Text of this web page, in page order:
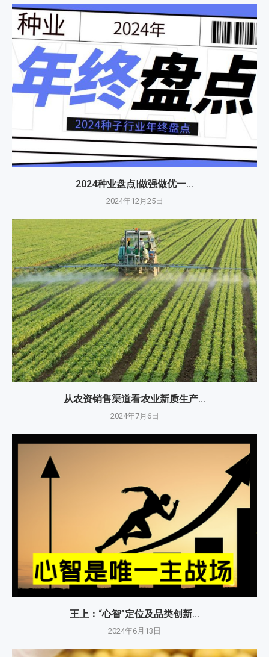
2024种业盘点|做强做优一...
2024年12月25日
从农资销售渠道看农业新质生产...
2024年7月6日
王上：“心智”定位及品类创新...
2024年6月13日